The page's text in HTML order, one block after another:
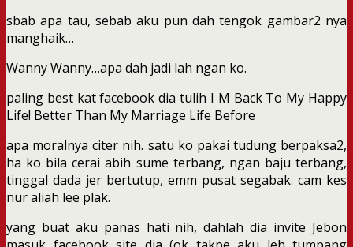
sbab apa tau, sebab aku pun dah tengok gambar2 nya
manghaik…
Wanny Wanny…apa dah jadi lah ngan ko.
paling best kat facebook dia tulih I M Back To My Happy
Life! Better Than My Marriage Life Before
apa moralnya citer nih. satu ko pakai tudung berpaksa2,
ha ko bila cerai abih sume terbang, ngan baju terbang,
tinggal dada jer bertutup, emm pusat segabak. cam kes
nur aliah lee plak.
yang buat aku panas hati nih, dahlah dia invite Jebon